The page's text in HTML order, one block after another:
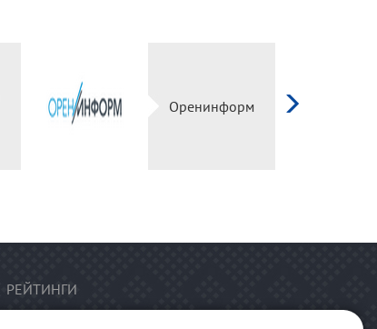
Оренинформ
РЕЙТИНГИ